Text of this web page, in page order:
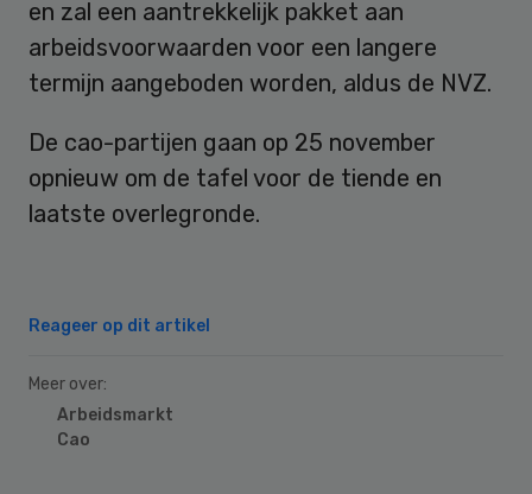
en zal een aantrekkelijk pakket aan
arbeidsvoorwaarden voor een langere
termijn aangeboden worden, aldus de NVZ.
De cao-partijen gaan op 25 november
opnieuw om de tafel voor de tiende en
laatste overlegronde.
Reageer op dit artikel
Meer over:
Arbeidsmarkt
Cao